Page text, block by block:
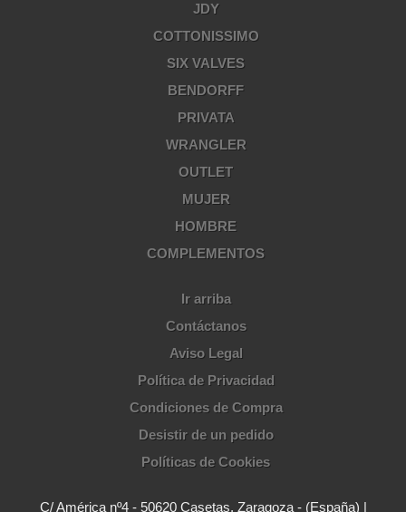
JDY
COTTONISSIMO
SIX VALVES
BENDORFF
PRIVATA
WRANGLER
OUTLET
MUJER
HOMBRE
COMPLEMENTOS
Ir arriba
Contáctanos
Aviso Legal
Política de Privacidad
Condiciones de Compra
Desistir de un pedido
Políticas de Cookies
C/ América nº4 - 50620 Casetas, Zaragoza - (España) |